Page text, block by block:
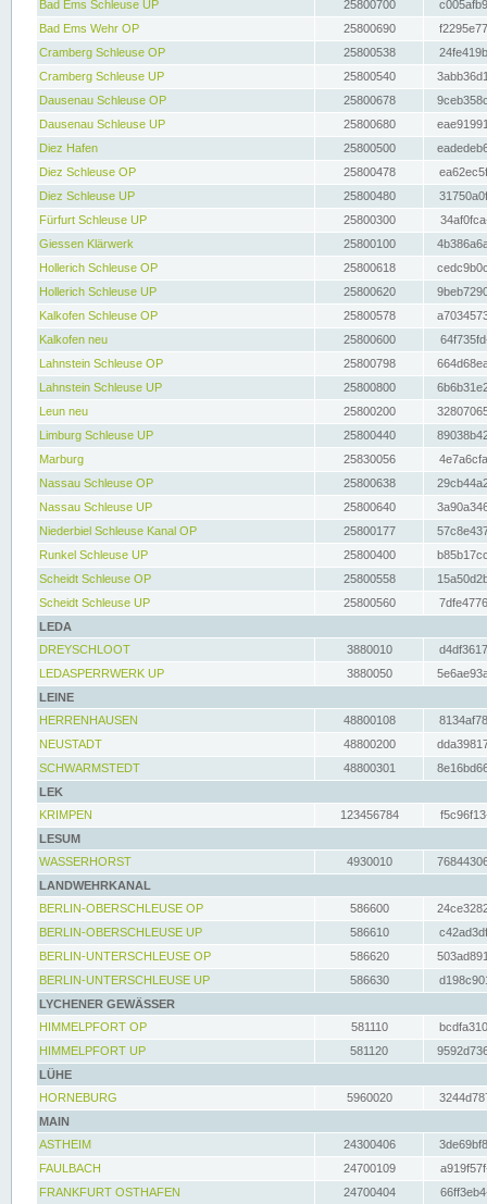
Bad Ems Schleuse UP
25800700
Bad Ems Wehr OP
25800690
Cramberg Schleuse OP
25800538
Cramberg Schleuse UP
25800540
Dausenau Schleuse OP
25800678
Dausenau Schleuse UP
25800680
Diez Hafen
25800500
Diez Schleuse OP
25800478
Diez Schleuse UP
25800480
Fürfurt Schleuse UP
25800300
Giessen Klärwerk
25800100
Hollerich Schleuse OP
25800618
Hollerich Schleuse UP
25800620
Kalkofen Schleuse OP
25800578
Kalkofen neu
25800600
Lahnstein Schleuse OP
25800798
Lahnstein Schleuse UP
25800800
Leun neu
25800200
Limburg Schleuse UP
25800440
Marburg
25830056
Nassau Schleuse OP
25800638
Nassau Schleuse UP
25800640
Niederbiel Schleuse Kanal OP
25800177
Runkel Schleuse UP
25800400
Scheidt Schleuse OP
25800558
Scheidt Schleuse UP
25800560
LEDA
DREYSCHLOOT
3880010
LEDASPERRWERK UP
3880050
LEINE
HERRENHAUSEN
48800108
NEUSTADT
48800200
SCHWARMSTEDT
48800301
LEK
KRIMPEN
123456784
LESUM
WASSERHORST
4930010
LANDWEHRKANAL
BERLIN-OBERSCHLEUSE OP
586600
BERLIN-OBERSCHLEUSE UP
586610
BERLIN-UNTERSCHLEUSE OP
586620
BERLIN-UNTERSCHLEUSE UP
586630
LYCHENER GEWÄSSER
HIMMELPFORT OP
581110
HIMMELPFORT UP
581120
LÜHE
HORNEBURG
5960020
MAIN
ASTHEIM
24300406
FAULBACH
24700109
FRANKFURT OSTHAFEN
24700404